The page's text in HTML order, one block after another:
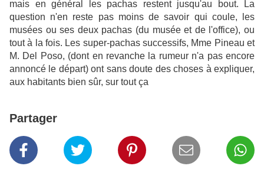
mais en général les pachas restent jusqu'au bout. La
question n'en reste pas moins de savoir qui coule,
les
musées ou ses deux pachas (du musée et de l'office), ou
tout à la fois. Les super-pachas successifs, Mme Pineau et
M. Del Poso, (dont en revanche la rumeur n'a pas encore
annoncé le départ) ont sans doute des choses à expliquer,
aux habitants bien sûr, sur tout ça
Partager